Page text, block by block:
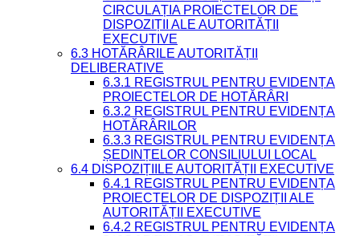
CIRCULAȚIA PROIECTELOR DE
DISPOZIȚII ALE AUTORITĂȚII
EXECUTIVE
6.3 HOTĂRÂRILE AUTORITĂȚII
DELIBERATIVE
6.3.1 REGISTRUL PENTRU EVIDENȚA
PROIECTELOR DE HOTĂRÂRI
6.3.2 REGISTRUL PENTRU EVIDENȚA
HOTĂRÂRILOR
6.3.3 REGISTRUL PENTRU EVIDENȚA
ȘEDINȚELOR CONSILIULUI LOCAL
6.4 DISPOZIȚIILE AUTORITĂȚII EXECUTIVE
6.4.1 REGISTRUL PENTRU EVIDENȚA
PROIECTELOR DE DISPOZIȚII ALE
AUTORITĂȚII EXECUTIVE
6.4.2 REGISTRUL PENTRU EVIDENȚA